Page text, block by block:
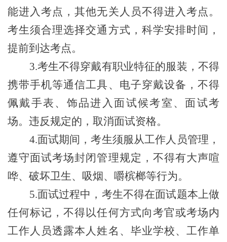
能进入考点，其他无关人员不得进入考点。
考生须合理选择交通方式，科学安排时间，
提前到达考点。
3.考生不得穿戴有职业特征的服装，不得
携带手机等通信工具、电子穿戴设备，不得
佩戴手表、饰品进入面试候考室、面试考
场。违反规定的，取消面试资格。
4.面试期间，考生须服从工作人员管理，
遵守面试考场封闭管理规定，不得有大声喧
哗、破坏卫生、吸烟、嚼槟榔等行为。
5.面试过程中，考生不得在面试题本上做
任何标记，不得以任何方式向考官或考场内
工作人员透露本人姓名、毕业学校、工作单